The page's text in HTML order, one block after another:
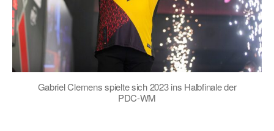
Gabriel Clemens spielte sich 2023 ins Halbfinale der
PDC-WM